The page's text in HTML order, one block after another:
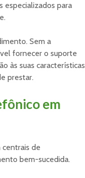
especializados para
Sem a
fornecer o suporte
às suas características
prestar.
em
centrais de
bem-sucedida.